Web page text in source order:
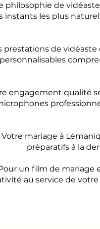
philosophie de
instants les plus
prestations de
personnalisables
engagement qualité
Votre mariage à
préparatifs à la
un film de mariage
au service de